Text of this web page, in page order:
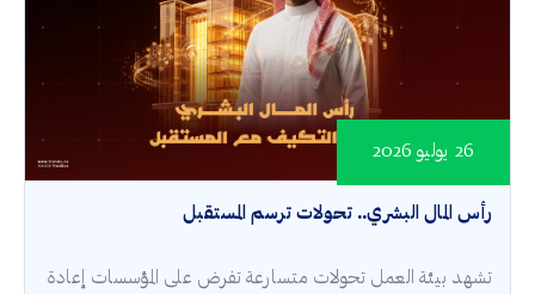
رأس المال البشري.. تحولات ترسم المستقبل
26 يوليو 2026
تشهد بيئة العمل تحولات متسارعة تفرض على المؤسسات إعادة